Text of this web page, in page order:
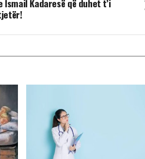
Ismail Kadaresë që duhet t’i